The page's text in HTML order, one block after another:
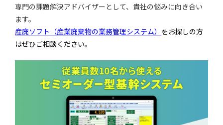
専門の課題解決アドバイザーとして、貴社の悩みに向き合い
ます。
産廃ソフト（産業廃棄物の業務管理システム） をお探しの方
はぜひご相談ください。